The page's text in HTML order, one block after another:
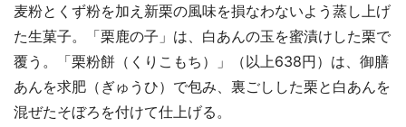
麦粉とくず粉を加え新栗の風味を損なわないよう蒸し上げ
た生菓子。「栗鹿の子」は、白あんの玉を蜜漬けした栗で
覆う。「栗粉餅（くりこもち）」（以上638円）は、御膳
あんを求肥（ぎゅうひ）で包み、裏ごしした栗と白あんを
混ぜたそぼろを付けて仕上げる。